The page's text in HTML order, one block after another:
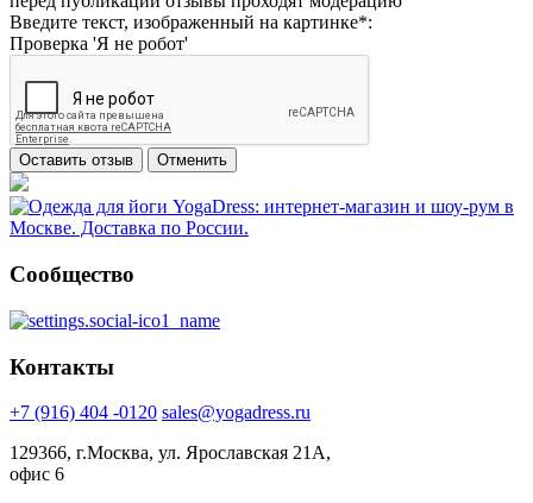
Введите текст, изображенный на картинке*:
Проверка 'Я не робот'
Сообщество
Контакты
+7 (916) 404 -0120 sales@yogadress.ru
129366, г.Москва, ул. Ярославская 21А,
офис 6